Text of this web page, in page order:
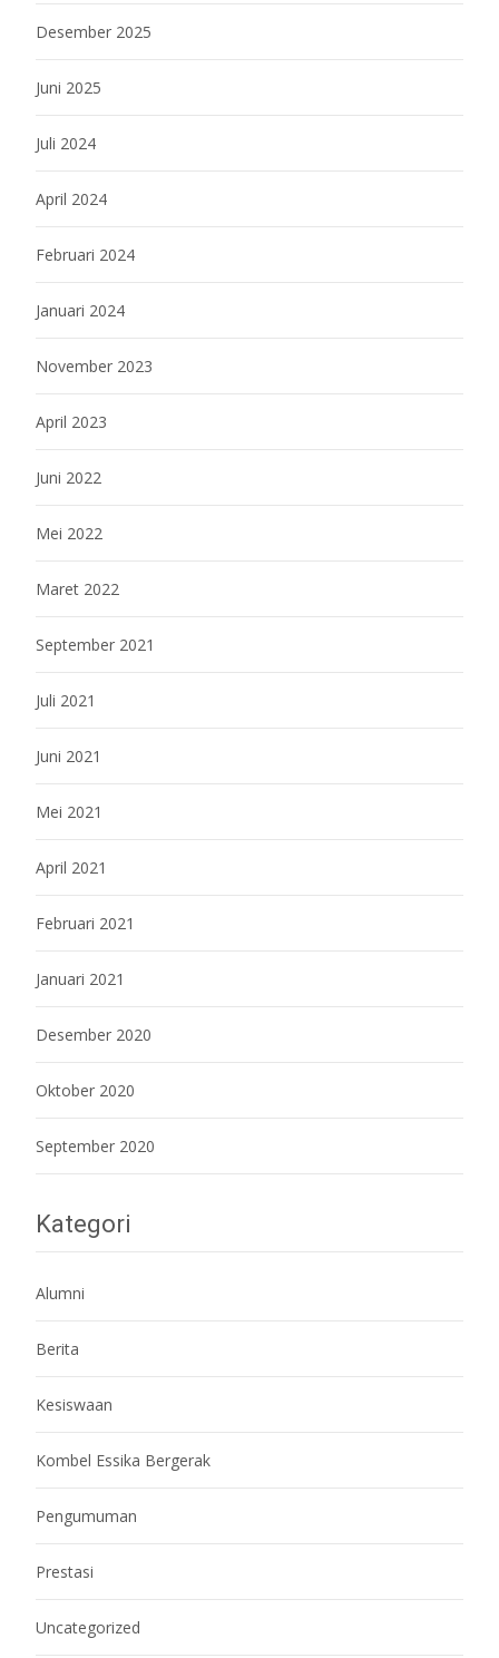
Desember 2025
Juni 2025
Juli 2024
April 2024
Februari 2024
Januari 2024
November 2023
April 2023
Juni 2022
Mei 2022
Maret 2022
September 2021
Juli 2021
Juni 2021
Mei 2021
April 2021
Februari 2021
Januari 2021
Desember 2020
Oktober 2020
September 2020
Kategori
Alumni
Berita
Kesiswaan
Kombel Essika Bergerak
Pengumuman
Prestasi
Uncategorized